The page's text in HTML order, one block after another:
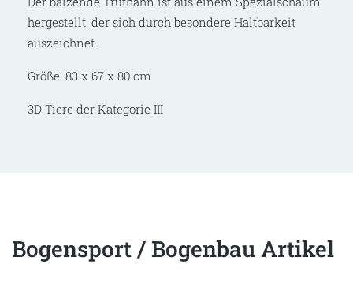
hergestellt, der sich durch besondere Haltbarkeit
auszeichnet.
Größe: 83 x 67 x 80 cm
3D Tiere der Kategorie III
Bogensport / Bogenbau Artikel